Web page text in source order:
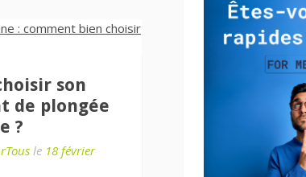
son
de plongée
?
le 18 février